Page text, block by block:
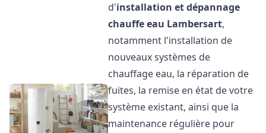
d'installation et dépannage
chauffe eau Lambersart,
notamment l'installation de
nouveaux systèmes de
chauffage eau, la réparation de
fuites, la remise en état de votre
système existant, ainsi que la
maintenance régulière pour